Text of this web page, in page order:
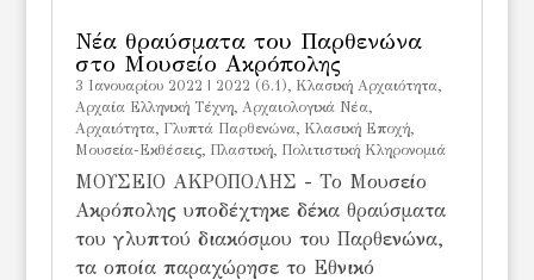
Νέα θραύσματα του Παρθενώνα
στο Μουσείο Ακρόπολης
3 Ιανουαρίου 2022 | 2022 (6.1) Kλασική Αρχαιότητα,
Αρχαία Ελληνική Τέχνη, Αρχαιολογικά Νέα,
Αρχαιότητα, Γλυπτά Παρθενώνα, Κλασική Εποχή,
Μουσεία-Εκθέσεις, Πλαστική, Πολιτιστική Κληρονομιά
ΜΟΥΣΕΙΟ ΑΚΡΟΠΟΛΗΣ - Το Μουσείο
Ακρόπολης υποδέχτηκε δέκα θραύσματα
του γλυπτού διακόσμου του Παρθενώνα,
τα οποία παραχώρησε το Εθνικό